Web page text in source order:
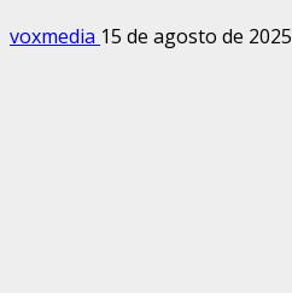
voxmedia 15 de agosto de 2025